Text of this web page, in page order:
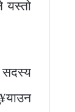
यस्तो
सदस्य